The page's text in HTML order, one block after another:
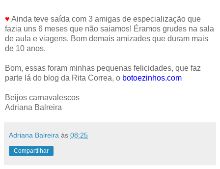
♥ Ainda teve saída com 3 amigas de especialização que
fazia uns 6 meses que não saiamos! Éramos grudes na sala
de aula e viagens. Bom demais amizades que duram mais
de 10 anos.
Bom, essas foram minhas pequenas felicidades, que faz
parte lá do blog da Rita Correa, o botoezinhos.com
Beijos carnavalescos
Adriana Balreira
Adriana Balreira às 08:25
Compartilhar